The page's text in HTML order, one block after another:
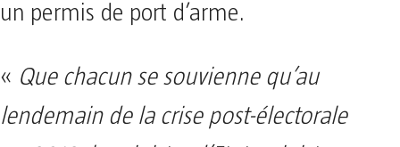
un permis de port d’arme.
« Que chacun se souvienne qu’au
lendemain de la crise post-électorale